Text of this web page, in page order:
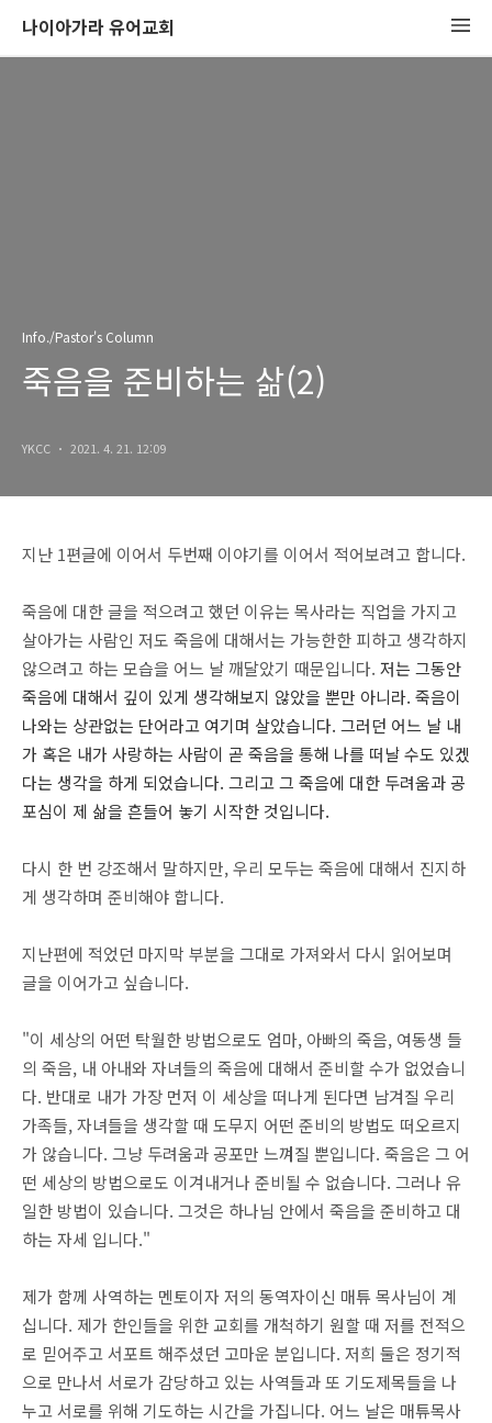
나이아가라 유어교회
Info./Pastor's Column
죽음을 준비하는 삶(2)
YKCC 2021. 4. 21. 12:09
지난 1편글에 이어서 두번째 이야기를 이어서 적어보려고 합니다.
죽음에 대한 글을 적으려고 했던 이유는 목사라는 직업을 가지고
살아가는 사람인 저도 죽음에 대해서는 가능한한 피하고 생각하지
않으려고 하는 모습을 어느 날 깨달았기 때문입니다. 저는 그동안
죽음에 대해서 깊이 있게 생각해보지 않았을 뿐만 아니라. 죽음이
나와는 상관없는 단어라고 여기며 살았습니다. 그러던 어느 날 내
가 혹은 내가 사랑하는 사람이 곧 죽음을 통해 나를 떠날 수도 있겠
다는 생각을 하게 되었습니다. 그리고 그 죽음에 대한 두려움과 공
포심이 제 삶을 흔들어 놓기 시작한 것입니다.
다시 한 번 강조해서 말하지만, 우리 모두는 죽음에 대해서 진지하
게 생각하며 준비해야 합니다.
지난편에 적었던 마지막 부분을 그대로 가져와서 다시 읽어보며
글을 이어가고 싶습니다.
"이 세상의 어떤 탁월한 방법으로도 엄마, 아빠의 죽음, 여동생 들
의 죽음, 내 아내와 자녀들의 죽음에 대해서 준비할 수가 없었습니
다. 반대로 내가 가장 먼저 이 세상을 떠나게 된다면 남겨질 우리
가족들, 자녀들을 생각할 때 도무지 어떤 준비의 방법도 떠오르지
가 않습니다. 그냥 두려움과 공포만 느껴질 뿐입니다. 죽음은 그 어
떤 세상의 방법으로도 이겨내거나 준비될 수 없습니다. 그러나 유
일한 방법이 있습니다. 그것은 하나님 안에서 죽음을 준비하고 대
하는 자세 입니다."
제가 함께 사역하는 멘토이자 저의 동역자이신 매튜 목사님이 계
십니다. 제가 한인들을 위한 교회를 개척하기 원할 때 저를 전적으
로 믿어주고 서포트 해주셨던 고마운 분입니다. 저희 둘은 정기적
으로 만나서 서로가 감당하고 있는 사역들과 또 기도제목들을 나
누고 서로를 위해 기도하는 시간을 가집니다. 어느 날은 매튜목사